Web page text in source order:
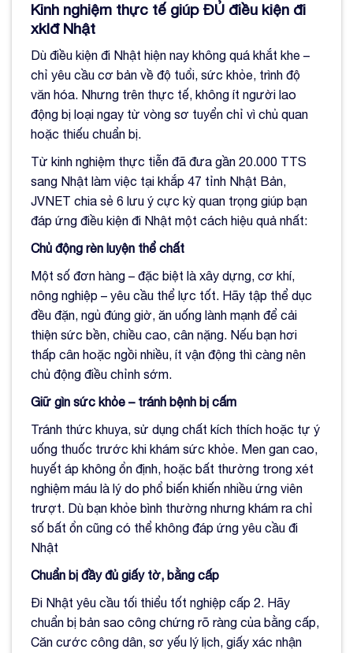
Kinh nghiệm thực tế giúp ĐỦ điều kiện đi
xklđ Nhật
Dù điều kiện đi Nhật hiện nay không quá khắt khe –
chỉ yêu cầu cơ bản về độ tuổi, sức khỏe, trình độ
văn hóa. Nhưng trên thực tế, không ít người lao
động bị loại ngay từ vòng sơ tuyển chỉ vì chủ quan
hoặc thiếu chuẩn bị.
Từ kinh nghiệm thực tiễn đã đưa gần 20.000 TTS
sang Nhật làm việc tại khắp 47 tỉnh Nhật Bản,
JVNET chia sẻ 6 lưu ý cực kỳ quan trọng giúp bạn
đáp ứng điều kiện đi Nhật một cách hiệu quả nhất:
Chủ động rèn luyện thể chất
Một số đơn hàng – đặc biệt là xây dựng, cơ khí,
nông nghiệp – yêu cầu thể lực tốt. Hãy tập thể dục
đều đặn, ngủ đúng giờ, ăn uống lành mạnh để cải
thiện sức bền, chiều cao, cân nặng. Nếu bạn hơi
thấp cân hoặc ngồi nhiều, ít vận động thì càng nên
chủ động điều chỉnh sớm.
Giữ gìn sức khỏe – tránh bệnh bị cấm
Tránh thức khuya, sử dụng chất kích thích hoặc tự ý
uống thuốc trước khi khám sức khỏe. Men gan cao,
huyết áp không ổn định, hoặc bất thường trong xét
nghiệm máu là lý do phổ biến khiến nhiều ứng viên
trượt. Dù bạn khỏe bình thường nhưng khám ra chỉ
số bất ổn cũng có thể không đáp ứng yêu cầu đi
Nhật
Chuẩn bị đầy đủ giấy tờ, bằng cấp
Đi Nhật yêu cầu tối thiểu tốt nghiệp cấp 2. Hãy
chuẩn bị bản sao công chứng rõ ràng của bằng cấp,
Căn cước công dân, sơ yếu lý lịch, giấy xác nhận